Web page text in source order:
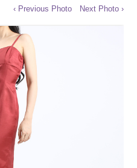
‹ Previous Photo Next Photo ›